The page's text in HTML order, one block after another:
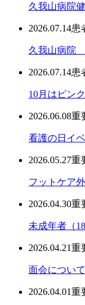
久我山病院
2026.07.14患
久我山病院
2026.07.14患
10月はピン
2026.06.08重
看護の日イ
2026.05.27重
フットケア
2026.04.30重
未成年者（
2026.04.21重
面会につい
2026.04.01重